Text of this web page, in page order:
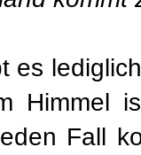
es
Himmel
Fall